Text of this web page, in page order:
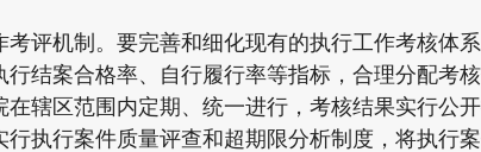
机制。要完善和细化现有的执行工作考核体系
结案合格率、自行履行率等指标，合理分配考
辖区范围内定期、统一进行，考核结果实行公
执行案件质量评查和超期限分析制度，将执行